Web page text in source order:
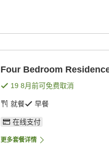
Four Bedroom
19 8月前可免费取消
就餐 早餐
在线支付
更多套餐详情